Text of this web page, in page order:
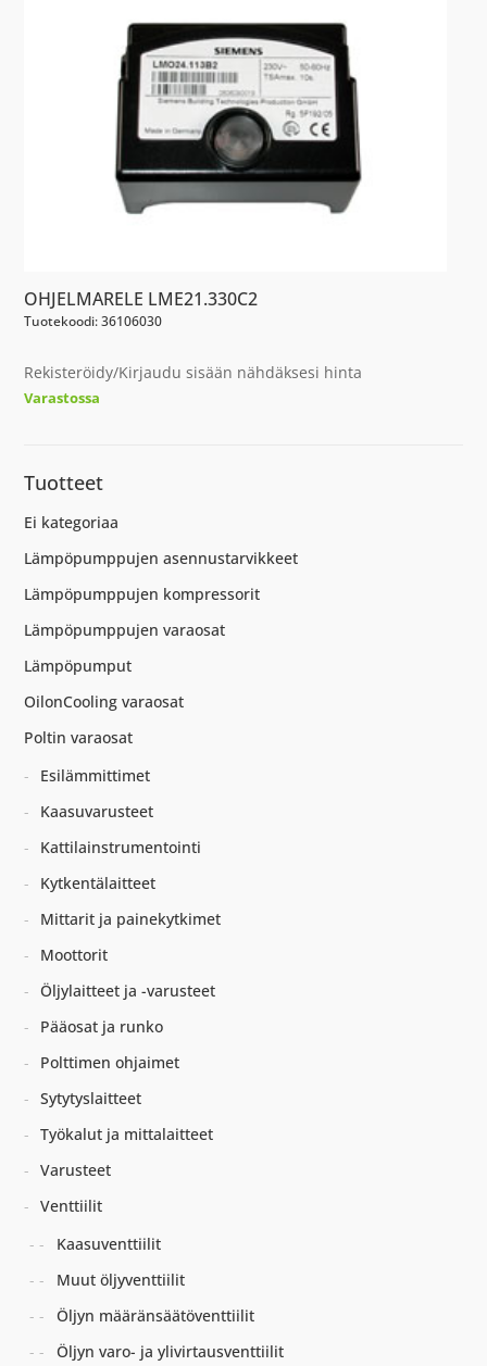
OHJELMARELE LME21.330C2
Tuotekoodi: 36106030
Rekisteröidy/Kirjaudu sisään nähdäksesi hinta
Varastossa
Tuotteet
Ei kategoriaa
Lämpöpumppujen asennustarvikkeet
Lämpöpumppujen kompressorit
Lämpöpumppujen varaosat
Lämpöpumput
OilonCooling varaosat
Poltin varaosat
Esilämmittimet
Kaasuvarusteet
Kattilainstrumentointi
Kytkentälaitteet
Mittarit ja painekytkimet
Moottorit
Öljylaitteet ja -varusteet
Pääosat ja runko
Polttimen ohjaimet
Sytytyslaitteet
Työkalut ja mittalaitteet
Varusteet
Venttiilit
Kaasuventtiilit
Muut öljyventtiilit
Öljyn määränsäätöventtiilit
Öljyn varo- ja ylivirtausventtiilit